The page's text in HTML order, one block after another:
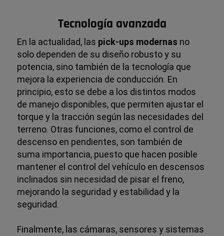
Tecnología avanzada
En la actualidad, las pick-ups modernas no
solo dependen de su diseño robusto y su
potencia, sino también de la tecnología que
mejora la experiencia de conducción. En
principio, esto se debe a los distintos modos
de manejo disponibles, que permiten ajustar el
torque y la tracción según las necesidades del
terreno. Otras funciones, como el control de
descenso en pendientes, son también de
suma importancia, puesto que hacen posible
mantener el control del vehículo en descensos
inclinados sin necesidad de pisar el freno,
mejorando la seguridad y estabilidad y la
seguridad.
Finalmente, las cámaras, sensores y sistemas